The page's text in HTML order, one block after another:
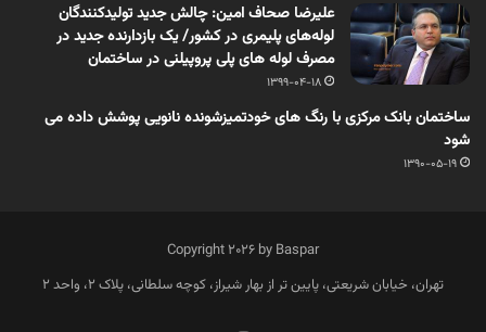
علیرضا صحاف امین: چالش جدید تولیدکنندگان
لوله‌های پلیمری در کشور/ یک بازدارنده جدید در
مصرف لوله های پلی پروپیلنی در ساختمان
1399-04-18
ساختمان بانک مرکزی با رنگ های خودتمیزشونده نانویی پوشش داده می
شود
1390-05-19
Copyright 2026 by Baspar
تهران، خیابان شریعتی، پایین تر از بهار شیراز، کوچه سلطانی، پلاک 2، واحد 2